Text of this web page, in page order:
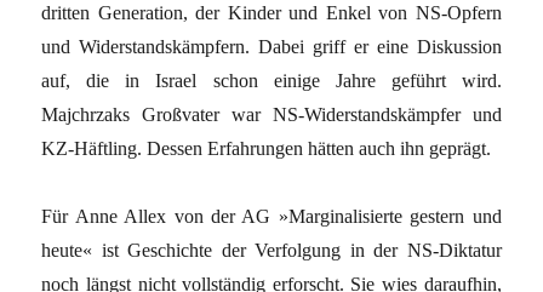
dritten Generation, der Kinder und Enkel von NS-Opfern
und Widerstandskämpfern. Dabei griff er eine Diskussion
auf, die in Israel schon einige Jahre geführt wird.
Majchrzaks Großvater war NS-Widerstandskämpfer und
KZ-Häftling. Dessen Erfahrungen hätten auch ihn geprägt.
Für Anne Allex von der AG »Marginalisierte gestern und
heute« ist Geschichte der Verfolgung in der NS-Diktatur
noch längst nicht vollständig erforscht. Sie wies daraufhin,